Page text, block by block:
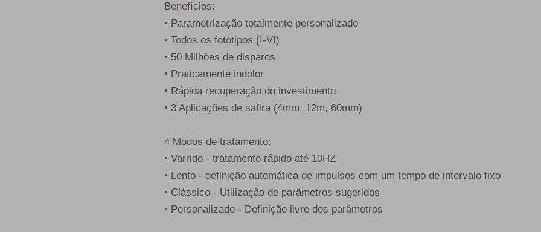
Benefícios:
• Parametrização totalmente personalizado
• Todos os fotótipos (I-VI)
• 50 Milhões de disparos
• Praticamente indolor
• Rápida recuperação do investimento
• 3 Aplicações de safira (4mm, 12m, 60mm)
4 Modos de tratamento:
• Varrido - tratamento rápido até 10HZ
• Lento - definição automática de impulsos com um tempo de intervalo fixo
• Clássico - Utilização de parâmetros sugeridos
• Personalizado - Definição livre dos parâmetros